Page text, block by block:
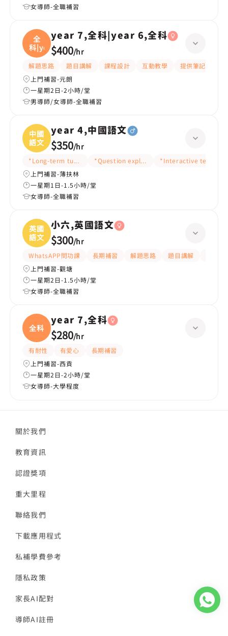
女導師-全職補習
全
科|ye
year 7,全科|year 6,全科
$400/hr
解題思路 題目講解 課程設計 互動教學 提供筆記
上門補習-元朗
一星期2日-2小時/堂
男導師/女導師-全職補習
中國
語文
year 4,中國語文
$350/hr
*Long-term tutoring *Question explanation*Interactive teaching
上門補習-薄扶林
一星期1日-1.5小時/堂
女導師-全職補習
英國
語文
小六,英國語文
$300/hr
WhatsAPP問功課 長期補習 解題思路 題目講解
上門補習-觀塘
一星期2日-1.5小時/堂
女導師-全職補習
全科
year 7,全科
$280/hr
有耐性 有愛心
長期補習
上門補習-西貢
一星期2日-2小時/堂
女導師-大學程度
關於我們
教育資訊
認證獎項
重大里程
聯絡我們
下載應用程式
私補學費參考
隱私政策
家長AI配對
導師AI註冊